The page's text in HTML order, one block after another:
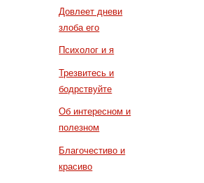
Довлеет дневи
злоба его
Психолог и я
Трезвитесь и
бодрствуйте
Об интересном и
полезном
Благочестиво и
красиво